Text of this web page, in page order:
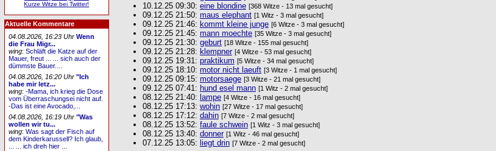
10.12.25 09:30: eine blondine [368 Witze - 13 mal gesucht]
09.12.25 21:50: maus elephant [1 Witz - 3 mal gesucht]
09.12.25 21:46: kommt kleine junge [6 Witze - 3 mal gesucht]
09.12.25 21:45: mann moechte [35 Witze - 3 mal gesucht]
09.12.25 21:30: geburt [18 Witze - 155 mal gesucht]
09.12.25 21:28: klempner [4 Witze - 53 mal gesucht]
09.12.25 19:31: praktikum [5 Witze - 34 mal gesucht]
09.12.25 18:10: motor nicht laeuft [3 Witze - 1 mal gesucht]
09.12.25 09:15: motorsaege [3 Witze - 21 mal gesucht]
09.12.25 07:41: hund esel mann [1 Witz - 2 mal gesucht]
08.12.25 21:40: lampe [4 Witze - 16 mal gesucht]
08.12.25 17:13: wohin [27 Witze - 17 mal gesucht]
08.12.25 17:12: dahin [7 Witze - 2 mal gesucht]
08.12.25 13:52: faule schwein [1 Witz - 3 mal gesucht]
08.12.25 13:40: donner [1 Witz - 46 mal gesucht]
07.12.25 13:05: liegt drin [7 Witze - 2 mal gesucht]
Kurze Witze bei Twitter!
Aktuelle Kommentare
04.08.2026, 16:23 Uhr Wenn
die Frau Migr...
wing:Schläft die Katze auf der
Mauer, freut ... ... sich auch der
dümmste Bauer....
04.08.2026, 16:20 Uhr "Ich
habe mir letz...
wing:-Mama, ich krieg die Dose
vom Überraschungsei nicht auf.
-Das ist eine Avocado,...
04.08.2026, 16:19 Uhr "Was
wollen wir tu...
wing:Was sagt der Fisch auf
dem Kinderkarussell? Ich glaub,
... ... ich dreh hier ...